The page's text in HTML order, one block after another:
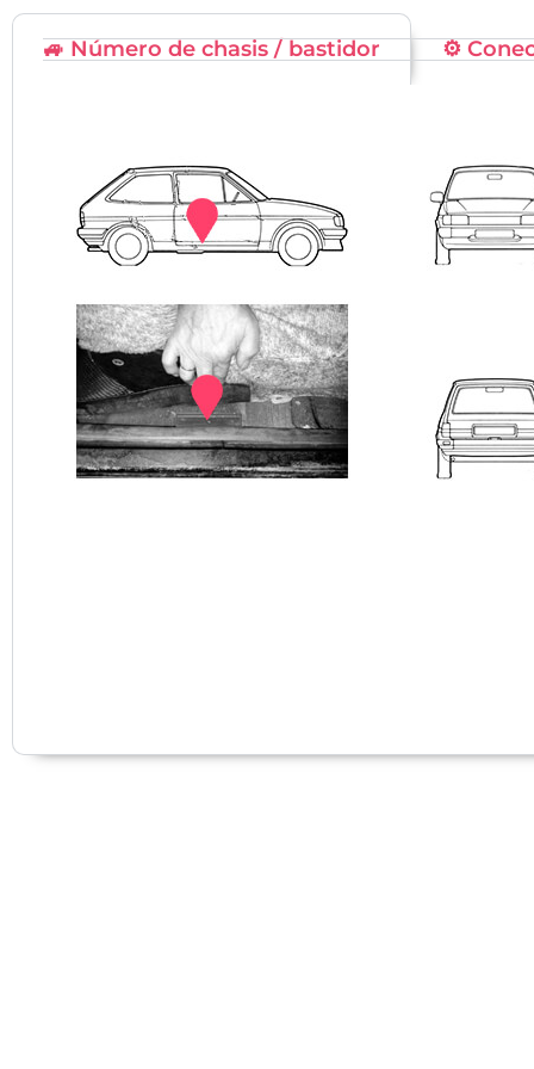
🚙 Número de chasis / bastidor ⚙️